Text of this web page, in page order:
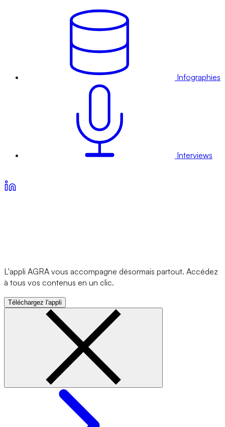
Infographies
Interviews
L'appli AGRA vous accompagne désormais partout. Accédez
à tous vos contenus en un clic.
Téléchargez l'appli